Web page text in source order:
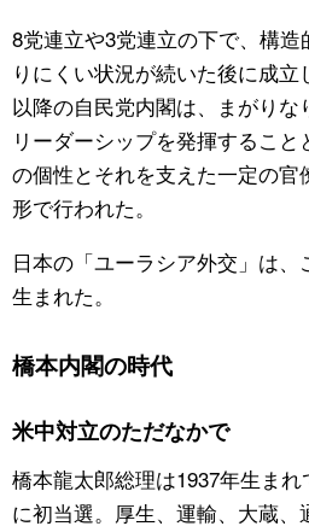
8党連立や3党連立の下で、構
りにくい状況が続いた後に成
以降の自民党内閣は、まがり
リーダーシップを発揮するこ
の個性とそれを支えた一定の官
形で行われた。
日本の「ユーラシア外交」は
生まれた。
橋本内閣の時代
米中対立のただなかで
橋本龍太郎総理は1937年生ま
に初当選。厚生、運輸、大蔵